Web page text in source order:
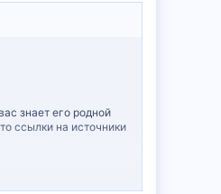
знает его родной
ссылки на источники